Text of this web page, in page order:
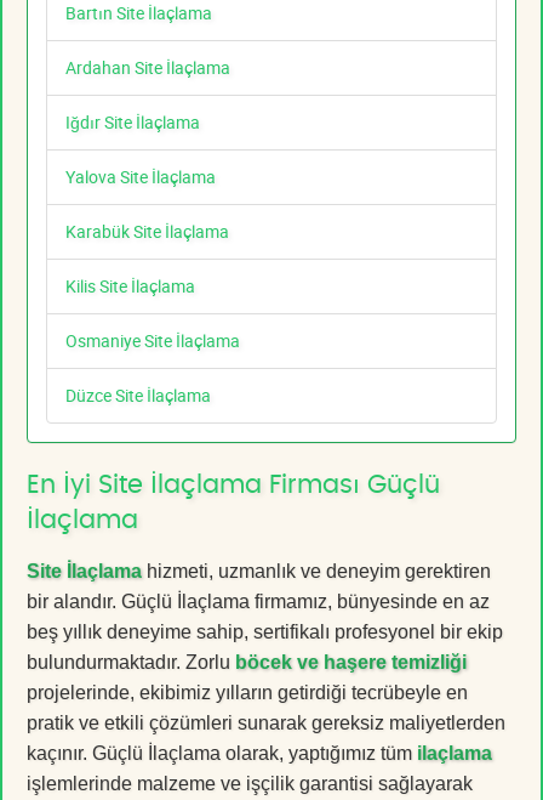
Bartın Site İlaçlama
Ardahan Site İlaçlama
Iğdır Site İlaçlama
Yalova Site İlaçlama
Karabük Site İlaçlama
Kilis Site İlaçlama
Osmaniye Site İlaçlama
Düzce Site İlaçlama
En İyi Site İlaçlama Firması Güçlü
İlaçlama
Site İlaçlamahizmeti, uzmanlık ve deneyim gerektiren
bir alandır. Güçlü İlaçlama firmamız, bünyesinde en az
beş yıllık deneyime sahip, sertifikalı profesyonel bir ekip
bulundurmaktadır. Zorlu böcek ve haşere temizliği
projelerinde, ekibimiz yılların getirdiği tecrübeyle en
pratik ve etkili çözümleri sunarak gereksiz maliyetlerden
kaçınır. Güçlü İlaçlama olarak, yaptığımız tüm ilaçlama
işlemlerinde malzeme ve işçilik garantisi sağlayarak